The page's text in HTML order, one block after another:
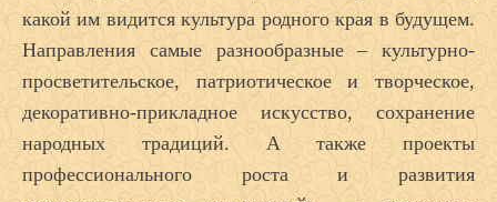
какой им видится культура родного края в будущем.
Направления самые разнообразные – культурно-
просветительское, патриотическое и творческое,
декоративно-прикладное искусство, сохранение
народных традиций. А также проекты
профессионального роста и развития